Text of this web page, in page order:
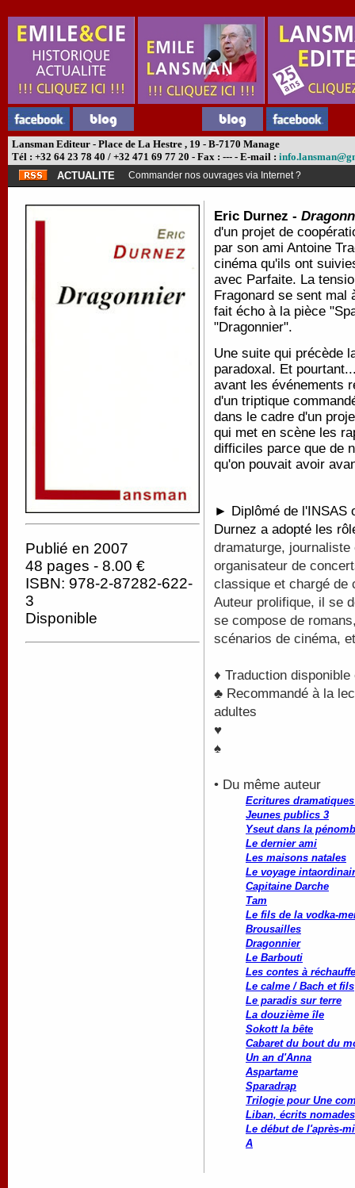
Lansman Editeur - Place de La Hestre , 19 - B-7170 Manage
Tél : +32 64 23 78 40 / +32 471 69 77 20 - Fax : --- - E-mail :
ACTUALITE
Commander nos ouvrages via Internet ?
Publié en 2007
48 pages - 8.00 €
ISBN: 978-2-87282-622-
3
Disponible
Eric Durnez -
d'un projet de
par son ami Antoine
cinéma qu'ils ont
avec Parfaite. La
Fragonard se sent mal
fait écho à la pièce
"Dragonnier".
Une suite qui précède
paradoxal. Et
avant les événements
d'un triptique
dans le cadre d'un
qui met en scène les
difficiles parce que de
qu'on pouvait avoir
► Diplômé de l'INSAS
Durnez a adopté les
dramaturge,
organisateur de
classique et chargé de
Auteur prolifique, il se
se compose de
scénarios de cinéma,
♦ Traduction
♣ Recommandé à la
adultes
♥
♠
• Du même auteur
Ecritures
Jeunes publics 3
Yseut dans la
Le dernier ami
Les maisons natales
Le voyage
Capitaine Darche
Tam
Le fils de la vodka-
Brousailles
Dragonnier
Le Barbouti
Les contes à
Le calme / Bach et fils
Le paradis sur terre
La douzième île
Sokott la bête
Cabaret du bout du
Un an d'Anna
Aspartame
Sparadrap
Trilogie pour Une
Liban, écrits
Le début de l'après-
A